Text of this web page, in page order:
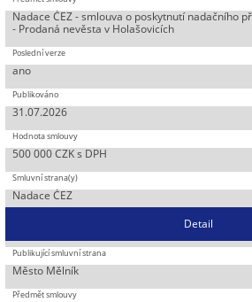
Nadace ČEZ - smlouva o poskytnutí nadačního
- Prodaná nevěsta v Holašovicích
ano
31.07.2026
500 000 CZK s DPH
Nadace ČEZ
Detail
Město Mělník